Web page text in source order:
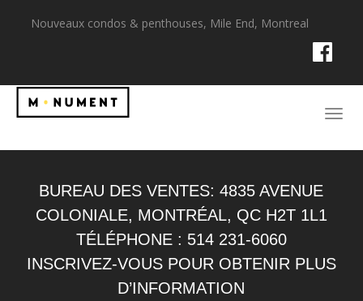
Nouveaux condos & penthouses, Mile End, Montreal
BUREAU DES VENTES: 4835 AVENUE
COLONIALE, MONTRÉAL, QC H2T 1L1
TÉLÉPHONE : 514 231-6060
INSCRIVEZ-VOUS POUR OBTENIR PLUS
D’INFORMATION